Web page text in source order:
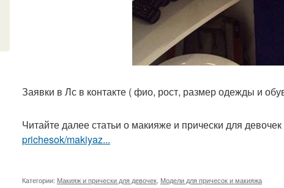
Заявки в Лс в контакте ( фио, рост, размер одежды и
Читайте далее статьи о макияже и прически для девочек
prichesok/makiyaz...
Категории: Макияж и прически для девочек Модели для причесок и макияжа